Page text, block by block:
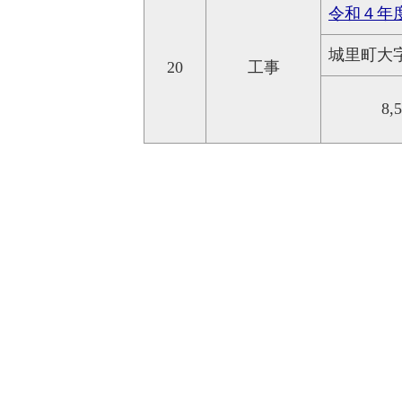
20 工事
令和４
城里町